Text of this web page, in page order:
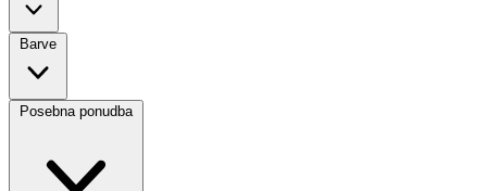
Barve
Posebna ponudba